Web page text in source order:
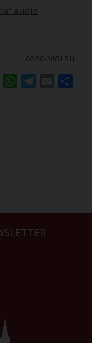
audio
condividi su
PinterestWhatsAppTelegram
Email